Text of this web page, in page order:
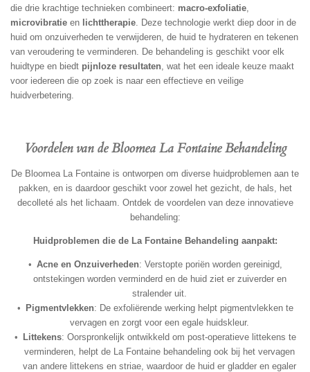
die drie krachtige technieken combineert: macro-exfoliatie,
microvibratie en lichttherapie. Deze technologie werkt diep door in de
huid om onzuiverheden te verwijderen, de huid te hydrateren en tekenen
van veroudering te verminderen. De behandeling is geschikt voor elk
huidtype en biedt pijnloze resultaten, wat het een ideale keuze maakt
voor iedereen die op zoek is naar een effectieve en veilige
huidverbetering.
Voordelen van de Bloomea La Fontaine Behandeling
De Bloomea La Fontaine is ontworpen om diverse huidproblemen aan te
pakken, en is daardoor geschikt voor zowel het gezicht, de hals, het
decolleté als het lichaam. Ontdek de voordelen van deze innovatieve
behandeling:
Huidproblemen die de La Fontaine Behandeling aanpakt:
Acne en Onzuiverheden: Verstopte poriën worden gereinigd,
ontstekingen worden verminderd en de huid ziet er zuiverder en
stralender uit.
Pigmentvlekken: De exfoliërende werking helpt pigmentvlekken te
vervagen en zorgt voor een egale huidskleur.
Littekens: Oorspronkelijk ontwikkeld om post-operatieve littekens te
verminderen, helpt de La Fontaine behandeling ook bij het vervagen
van andere littekens en striae, waardoor de huid er gladder en egaler